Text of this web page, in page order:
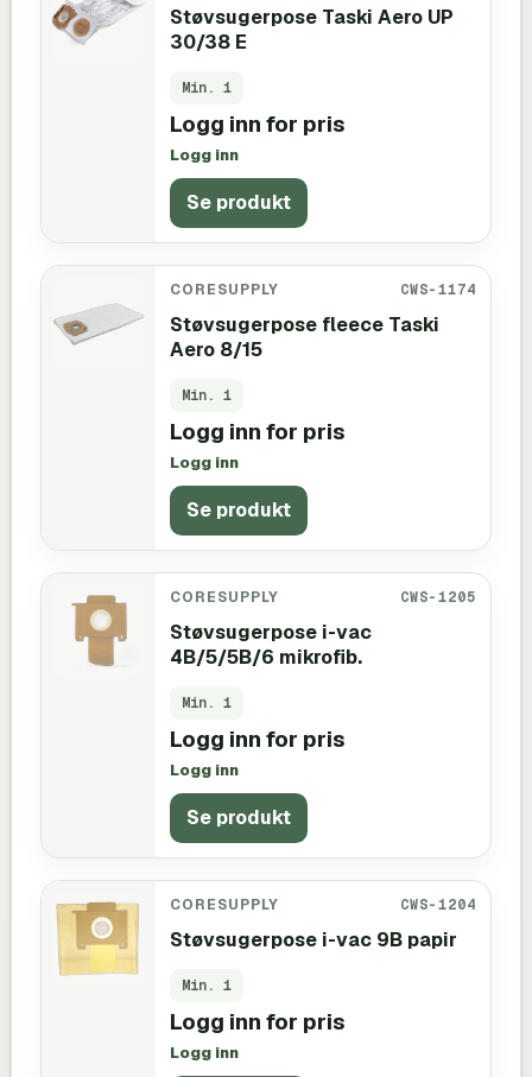
Støvsugerpose Taski Aero UP
30/38 E
Min. 1
Logg inn for pris
Logg inn
Se produkt
CORESUPPLY CWS-1174
Støvsugerpose fleece Taski
Aero 8/15
Min. 1
Logg inn for pris
Logg inn
Se produkt
CORESUPPLY CWS-1205
Støvsugerpose i-vac
4B/5/5B/6 mikrofib.
Min. 1
Logg inn for pris
Logg inn
Se produkt
CORESUPPLY CWS-1204
Støvsugerpose i-vac 9B papir
Min. 1
Logg inn for pris
Logg inn